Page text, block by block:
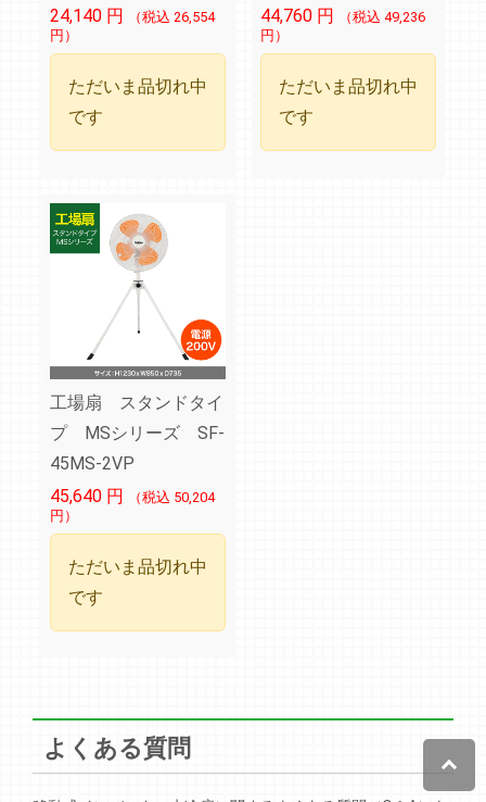
24,140 円
（税込 26,554
円）
ただいま品切れ中
です
44,760 円
（税込 49,236
円）
ただいま品切れ中
です
工場扇 スタンドタイ
プ MSシリーズ SF-
45MS-2VP
45,640 円
（税込 50,204
円）
ただいま品切れ中
です
よくある質問